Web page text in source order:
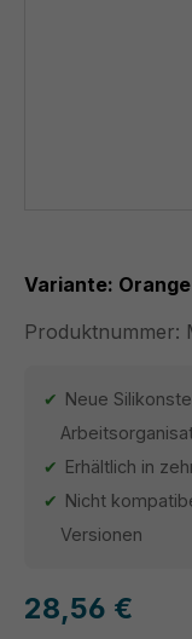
Variante: Orange
Produktnummer:
Neue
Erhältlich in
Nicht
Versionen
28,56 €